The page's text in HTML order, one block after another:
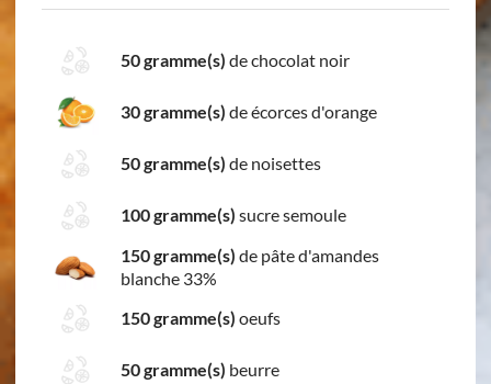
50 gramme(s) de chocolat noir
30 gramme(s) de écorces d'orange
50 gramme(s) de noisettes
100 gramme(s) sucre semoule
150 gramme(s) de pâte d'amandes
blanche 33%
150 gramme(s) oeufs
50 gramme(s) beurre